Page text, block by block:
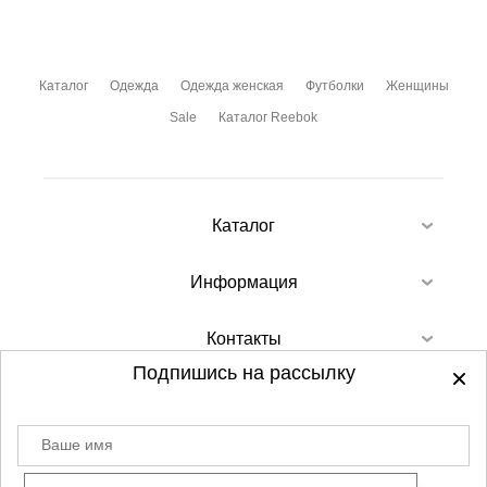
Каталог Одежда Одежда женская Футболки Женщины
Sale Каталог Reebok
Каталог
Информация
Контакты
©2012-2026 - Sellgroup.ru - все права
Подпишись на рассылку
Ваше имя